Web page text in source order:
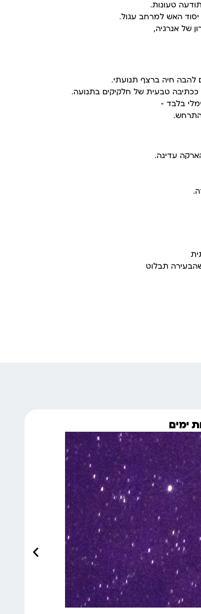
טעונות.
האש למרחב עגול.
של אנרגיה,
להבה חיה ברצף תנועתי.
ככתיבה טבעית של חלקיקים בתנועה.
בלבד –
התרחש.
עדינה.
תבלוט